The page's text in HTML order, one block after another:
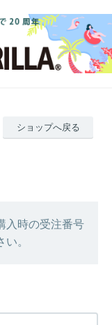
ショップへ戻る
入時の受注番号
。